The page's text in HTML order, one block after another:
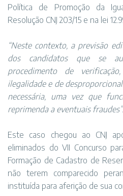
Política de Promoção da
Resolução CNJ 203/15 e na lei
“Neste contexto, a previsão
dos candidatos que se
procedimento de
ilegalidade e de
necessária, uma vez que
reprimenda a eventuais fraudes”.
Este caso chegou ao CNJ
eliminados do VII Concurso
Formação de Cadastro de
não terem comparecido
instituída para aferição de sua